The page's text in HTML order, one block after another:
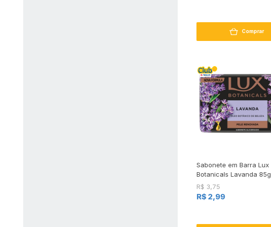
Comprar
Sabonete em Barra Lux
Botanicals Lavanda 85g
R$ 3,75
R$ 2,99